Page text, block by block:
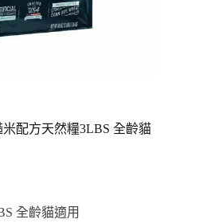
米配方天然糧3LBS 全齡貓
全齡貓適用